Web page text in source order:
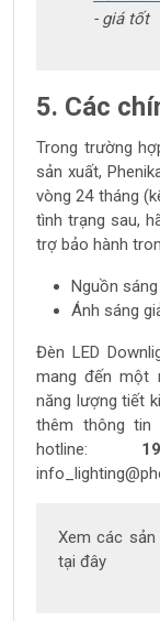
- giá tốt
5. Các
Trong trường
sản xuất,
vòng 24 tháng
tình trạng sau,
trợ bảo hành
Nguồn
Ánh sáng
Đèn LED
mang đến một
năng lượng tiết
thêm thông
hotline:
Xem các
tại đây